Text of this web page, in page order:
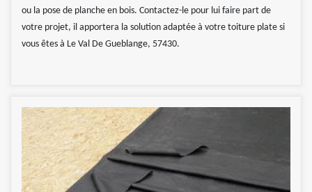
ou la pose de planche en bois. Contactez-le pour lui faire part de
votre projet, il apportera la solution adaptée à votre toiture plate si
vous êtes à Le Val De Gueblange, 57430.